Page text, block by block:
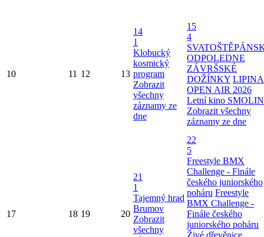
10 11 12 13
14
1
Klobucký
kosmický
program
Zobrazit
všechny
záznamy ze
dne
15
4
ODPOLEDNE
ZÁVRŠSKÉ
DOŽÍNKY LIPINA
OPEN AIR 2026
Letní kino
Zobrazit všechny
záznamy ze dne
17 18 19 20
21
1
Tajemný hrad
Brumov
Zobrazit
všechny
22
5
Freestyle BMX
Challenge - Finále
českého juniorského
poháru Freestyle
BMX Challenge -
Finále českého
juniorského poháru